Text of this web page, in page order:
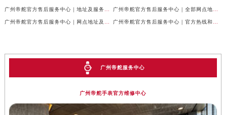
广州帝舵服务中心
广州帝舵手表官方维修中心